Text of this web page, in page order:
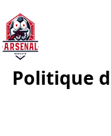
Politique